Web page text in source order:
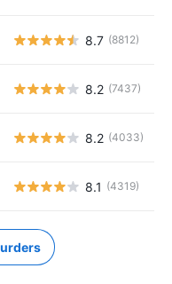
8.7 (8812)
8.2 (7437)
8.2 (4033)
8.1 (4319)